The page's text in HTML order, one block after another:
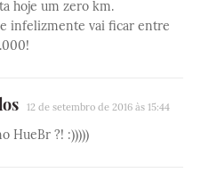
hoje um zero km.
infelizmente vai ficar entre
12 de setembro de 2016 às 15:44
HueBr ?! :)))))